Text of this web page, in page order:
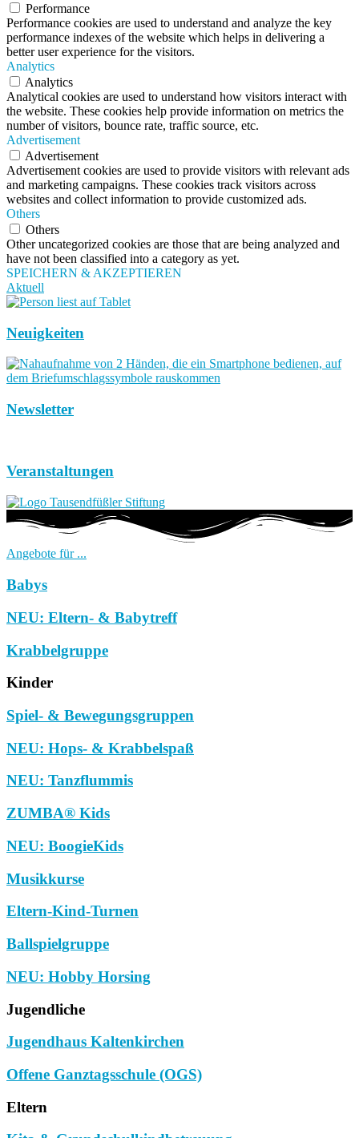
Performance
Performance cookies are used to understand and analyze the key
performance indexes of the website which helps in delivering a
better user experience for the visitors.
Analytics
Analytics
Analytical cookies are used to understand how visitors interact with
the website. These cookies help provide information on metrics the
number of visitors, bounce rate, traffic source, etc.
Advertisement
Advertisement
Advertisement cookies are used to provide visitors with relevant ads
and marketing campaigns. These cookies track visitors across
websites and collect information to provide customized ads.
Others
Others
Other uncategorized cookies are those that are being analyzed and
have not been classified into a category as yet.
SPEICHERN & AKZEPTIEREN
Aktuell
Neuigkeiten
Newsletter
Veranstaltungen
Angebote für ...
Babys
NEU: Eltern- & Babytreff
Krabbelgruppe
Kinder
Spiel- & Bewegungsgruppen
NEU: Hops- & Krabbelspaß
NEU: Tanzflummis
ZUMBA® Kids
NEU: BoogieKids
Musikkurse
Eltern-Kind-Turnen
Ballspielgruppe
NEU: Hobby Horsing
Jugendliche
Jugendhaus Kaltenkirchen
Offene Ganztagsschule (OGS)
Eltern